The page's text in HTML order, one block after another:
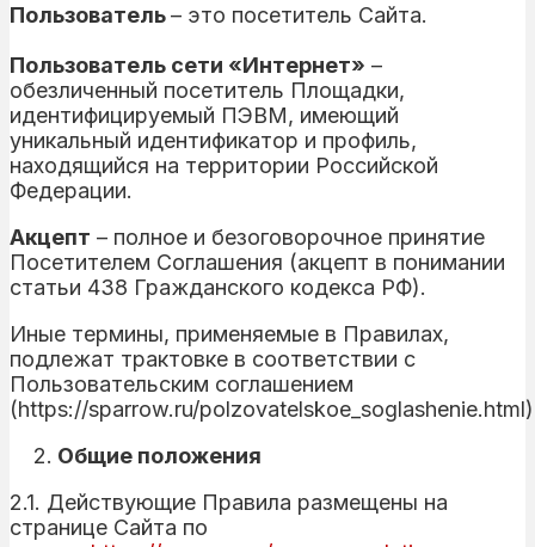
Пользователь– это посетитель Сайта.
Пользователь сети «Интернет» –
обезличенный посетитель Площадки,
идентифицируемый ПЭВМ, имеющий
уникальный идентификатор и профиль,
находящийся на территории Российской
Федерации.
Акцепт – полное и безоговорочное принятие
Посетителем Соглашения (акцепт в понимании
статьи 438 Гражданского кодекса РФ).
Иные термины, применяемые в Правилах,
подлежат трактовке в соответствии с
Пользовательским соглашением
(https://sparrow.ru/
Общие положения
2.1. Действующие Правила размещены на
странице Сайта по